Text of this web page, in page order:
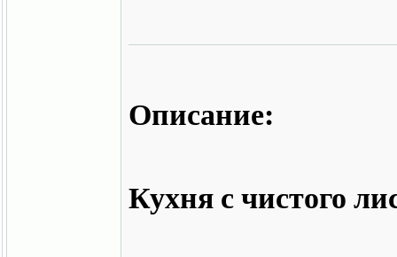
Описание:
Кухня с чистого